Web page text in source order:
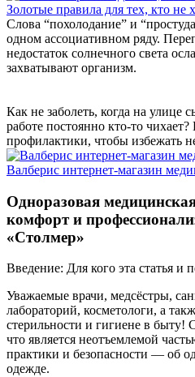
Золотые правила для тех, кто не
Слова “похолодание” и
одном ассоциативном ряду.
недостаток солнечного света
захватывают организм.
Как не заболеть, когда на улице
работе постоянно кто-то
профилактики, чтобы избежать
Валберис интернет-магазин
Одноразовая
комфорт и
«Столмер»
Введение: Для кого эта статья и
Уважаемые врачи, медсёстры,
лабораторий, косметологи, а
стерильности и гигиене в
что является неотъемлемой
практики и безопасности — об
одежде.